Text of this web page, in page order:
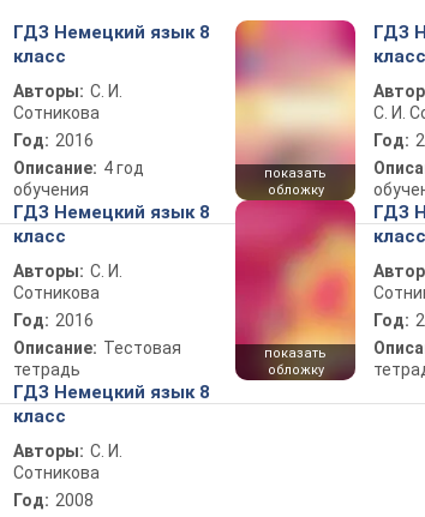
ГДЗ Немецкий язык 8
класс
Авторы: С. И.
Сотникова
Год: 2016
Описание: 4 год
обучения
показать
обложку
ГДЗ
класс
С. И.
Год:
ГДЗ Немецкий язык 8
класс
Авторы: С. И.
Сотникова
Год: 2016
Описание: Тестовая
тетрадь
показать
обложку
ГДЗ
класс
Год:
ГДЗ Немецкий язык 8
класс
Авторы: С. И.
Сотникова
Год: 2008